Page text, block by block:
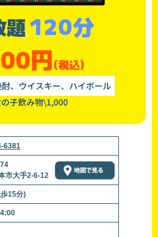
題120分
円(税込)
、ウイスキー、ハイボール
子飲み物\1,000
6381
市大手2-6-12
15分)